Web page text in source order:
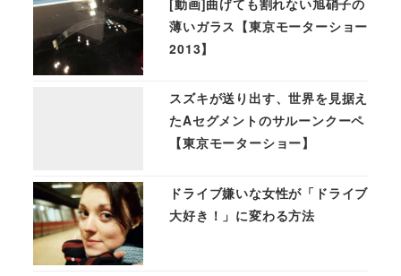
薄いガラス【東京モーターショー
2013】
スズキが送り出す、世界を見据え
たAセグメントのサルーンクーペ
【東京モーターショー】
ドライブ嫌いな女性が「ドライブ
大好き！」に変わる方法